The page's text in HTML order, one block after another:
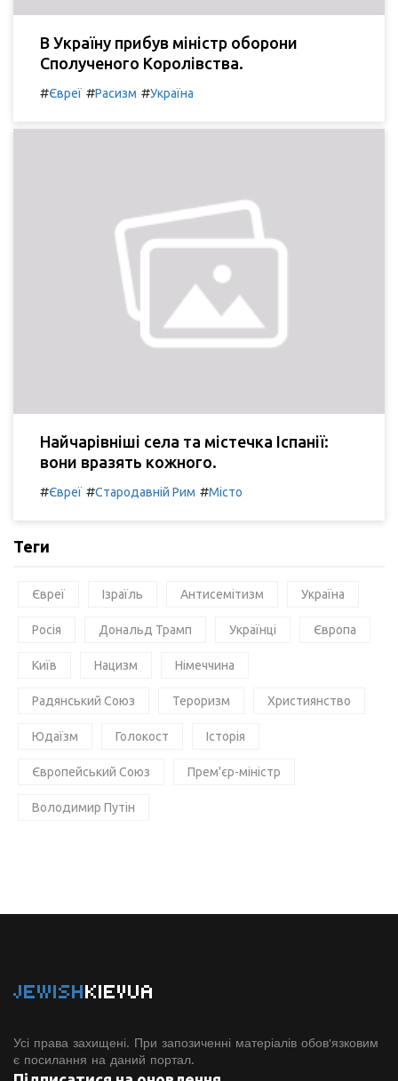
В Україну прибув міністр оборони
Сполученого Королівства.
#Євреї #Расизм #Україна
Найчарівніші села та містечка Іспанії:
вони вразять кожного.
#Євреї #Стародавній Рим #Місто
Теги
Євреї Ізраїль Антисемітизм Україна
Росія Дональд Трамп Українці Європа
Київ Нацизм Німеччина
Радянський Союз Тероризм Християнство
Юдаїзм Голокост Історія
Європейський Союз Прем'єр-міністр
Володимир Путін
JEWISHKIEVUA
Усі права захищені. При запозиченні матеріалів обов'язковим
є посилання на даний портал.